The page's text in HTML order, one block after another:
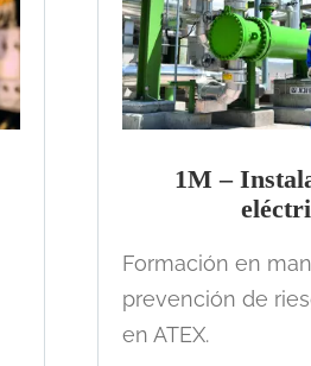
1M –
Formación en
prevención de
en ATEX.